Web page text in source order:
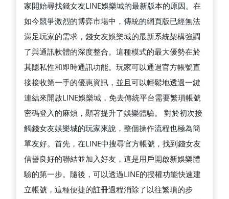
家開始尋找錢女友LINE娛樂城的最新版本的原因。在
如今競爭激烈的博弈市場中，傳統的網頁版已經無法
滿足玩家的需求，錢女友娛樂城的最新系統架構強調
了與通訊軟體的深度整合。這種模式的最大優勢在於
其隱私性和即時通訊功能。玩家可以通過官方帳號直
接接收第一手的優惠資訊，並且可以輕鬆地透過一鍵
連結來開啟LINE娛樂城，免去傳統平台需要繁瑣帳號
密碼登入的麻煩，顯著提升了娛樂體驗。 對於初次接
觸錢女友娛樂城的玩家來說，整個操作流程也極為簡
單友好。首先，在LINE中搜尋官方帳號，找到錢女友
信譽良好的聯結並加入好友，這是用戶開啟新娛樂體
驗的第一步。隨後，可以透過LINE的授權功能快速建
立帳號，這種便捷的註冊過程消除了以往繁瑣的步